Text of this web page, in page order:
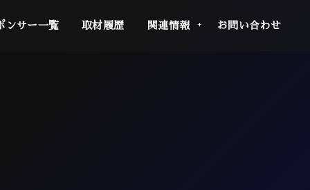
ンサー一覧 取材履歴 関連情報 お問い合わせ